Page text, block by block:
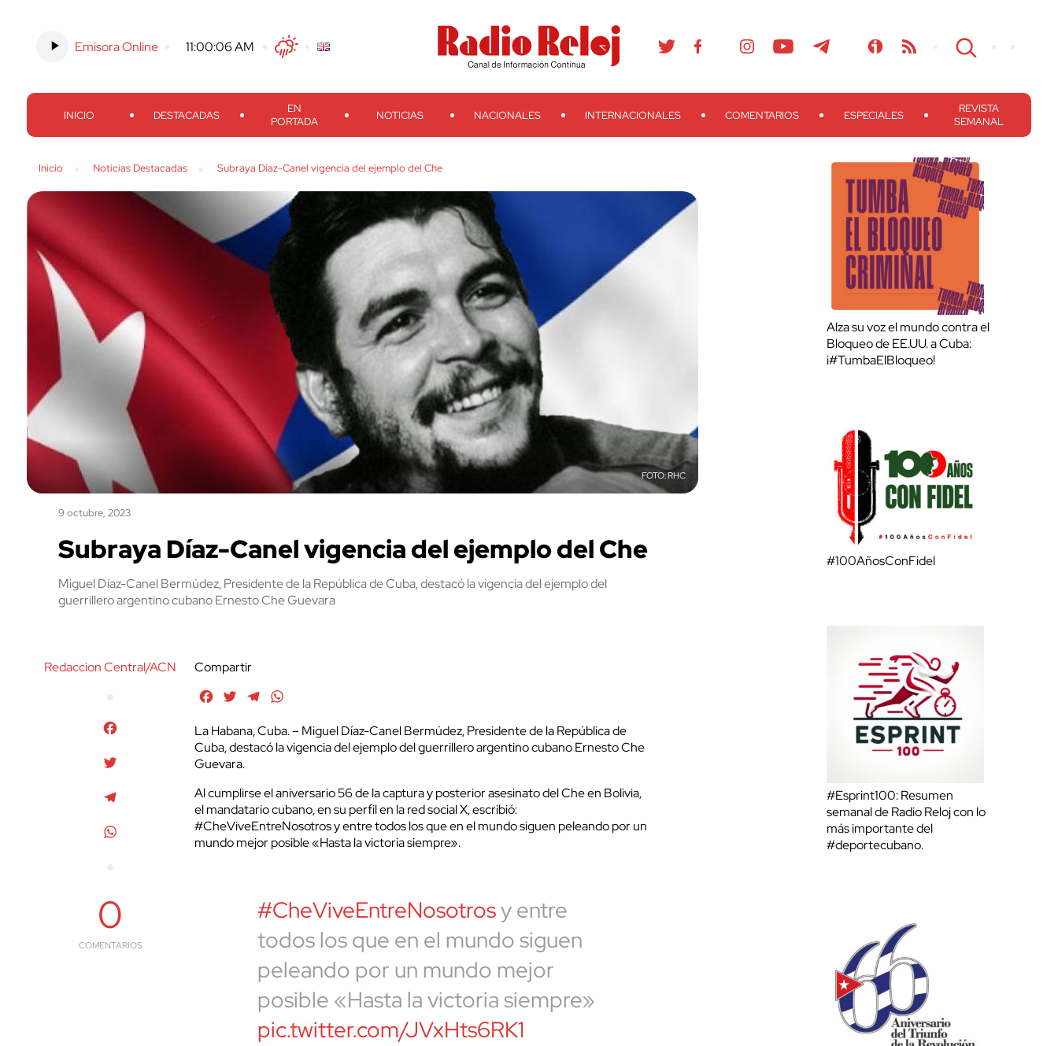
Emisora Online -11:00:07 AMTwitterFacebook
Threads
Instagram TelegramTeveo Ivoox RSS Search
INICIO DESTACADAS
EN
PORTADA
NOTICIAS NACIONALES INTERNACIONALES COMENTARIOS ESPECIALES
REVISTA
SEMANAL
Inicio Noticias Destacadas Subraya Díaz-Canel vigencia del ejemplo del Che
RHC
9 octubre, 2023
Subraya Díaz-Canel vigencia del ejemplo del Che
Miguel Díaz-Canel Bermúdez, Presidente de la República de Cuba, destacó la vigencia del ejemplo del
guerrillero argentino cubano Ernesto Che Guevara
Redaccion Central/ACN
0
COMENTARIOS
Compartir
FacebookTwitterTelegram
La Habana, Cuba. – Miguel Díaz-Canel Bermúdez, Presidente de la República de
Cuba, destacó la vigencia del ejemplo del guerrillero argentino cubano Ernesto Che
Guevara.
Al cumplirse el aniversario 56 de la captura y posterior asesinato del Che en Bolivia,
el mandatario cubano, en su perfil en la red social X, escribió:
#CheViveEntreNosotros y entre todos los que en el mundo siguen peleando por un
mundo mejor posible «Hasta la victoria siempre».
#CheViveEntreNosotrosy entre
todos los que en el mundo siguen
peleando por un mundo mejor
posible «Hasta la victoria siempre»
pic.twitter.com/JVxHts6RK1
Alza su voz el mundo contra el
Bloqueo de EE.UU. a Cuba:
¡#TumbaElBloqueo!
#100AñosConFidel
#Esprint100: Resumen
semanal de Radio Reloj con lo
más importante del
#deportecubano.